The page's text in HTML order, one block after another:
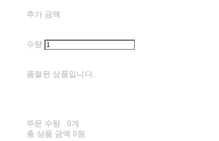
추가 금액
수량
품절된 상품입니다.
주문 수량
0개
총 상품 금액 0원